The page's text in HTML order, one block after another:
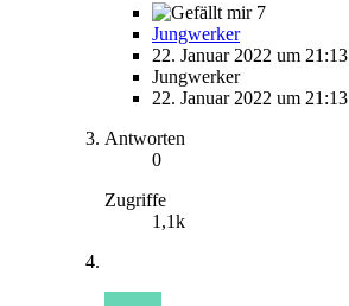
7
Jungwerker
22. Januar 2022 um 21:13
Jungwerker
22. Januar 2022 um 21:13
Antworten
0
Zugriffe
1,1k